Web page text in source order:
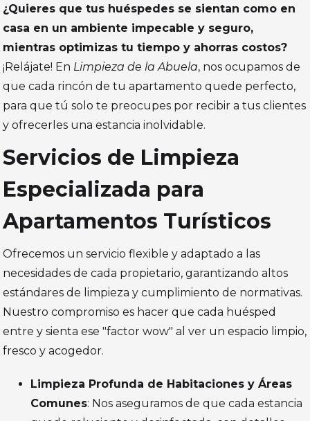
¿Quieres que tus huéspedes se sientan como en
casa en un ambiente impecable y seguro,
mientras optimizas tu tiempo y ahorras costos?
¡Relájate! En Limpieza de la Abuela, nos ocupamos de
que cada rincón de tu apartamento quede perfecto,
para que tú solo te preocupes por recibir a tus clientes
y ofrecerles una estancia inolvidable.
Servicios de Limpieza
Especializada para
Apartamentos Turísticos
Ofrecemos un servicio flexible y adaptado a las
necesidades de cada propietario, garantizando altos
estándares de limpieza y cumplimiento de normativas.
Nuestro compromiso es hacer que cada huésped
entre y sienta ese "factor wow" al ver un espacio limpio,
fresco y acogedor.
Limpieza Profunda de Habitaciones y Áreas
Comunes: Nos aseguramos de que cada estancia